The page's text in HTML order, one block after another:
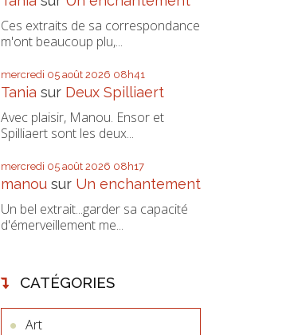
Ces extraits de sa correspondance
m'ont beaucoup plu,...
mercredi 05 août 2026 08h41
Tania sur Deux Spilliaert
Avec plaisir, Manou. Ensor et
Spilliaert sont les deux...
mercredi 05 août 2026 08h17
manousur Un enchantement
Un bel extrait...garder sa capacité
d'émerveillement me...
CATÉGORIES
Art